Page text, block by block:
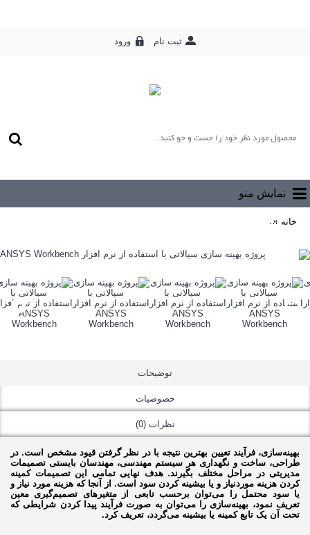
ورود ثبت نام
نمایش منو
خانه پروژه بهینه سازی سیالاتی با استفاده از نرم افزار ANSYS Workbench
توضیحات
خصوصیات
نظرات (0)
بهینه‌سازی، فرآیند تعیین بهترین نتیجه با در نظر گرفتن قیود مشخص است. در
طراحی، ساخت و نگهداری هر سیستم مهندسی، مهندسان بایستی تصمیمات
مدیریتی در مراحل مختلف بگیرند. هدف نهایی تمامی این تصمیمات کمینه
کردن هزینه موردنیاز و یا بیشینه کردن سود است. از آنجا که هزینه مورد نیاز و
یا سود محتمل را می‌توان برحسب تابعی از متغیرهای تصمیم‌گیری معین
تعریف نمود، بهینه‌سازی را می‌توان به صورت فرآیند پیدا کردن شرایطی که
تحت آن یک تابع کمینه یا بیشینه می‌گردد، تعریف کرد.